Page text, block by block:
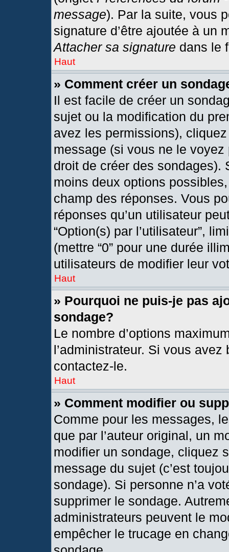
message). Par la suite, vous
signature d’être ajoutée à un
Attacher sa signature dans le
Haut
» Comment créer un
Il est facile de créer un
sujet ou la modification du
avez les permissions),
message (si vous ne le
droit de créer des sondages).
moins deux options
champ des réponses. Vous
réponses qu’un utilisateur
“Option(s) par l’utilisateur”,
(mettre “0” pour une durée
utilisateurs de modifier leur
Haut
» Pourquoi ne puis-je pas
sondage?
Le nombre d’options
l’administrateur. Si vous
contactez-le.
Haut
» Comment modifier ou
Comme pour les messages,
que par l’auteur original, un
modifier un sondage, cliquez
message du sujet (c’est
sondage). Si personne n’a
supprimer le sondage.
administrateurs peuvent le
empêcher le trucage en